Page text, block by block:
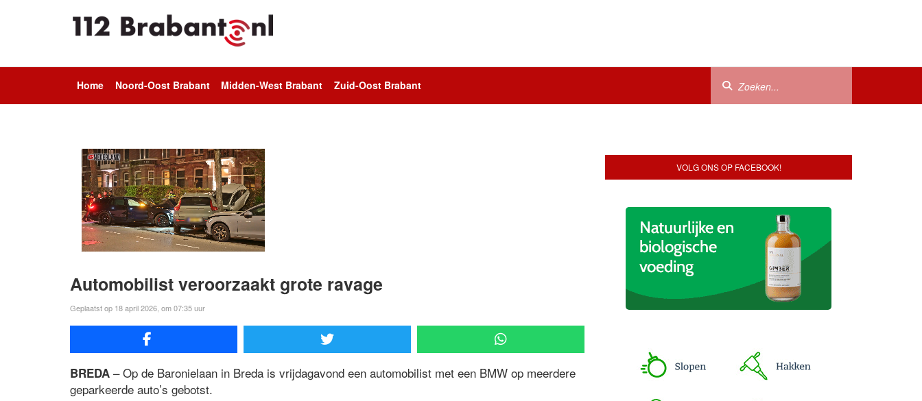
Home Noord-Oost Brabant Midden-West Brabant Zuid-Oost Brabant
Automobilist veroorzaakt grote ravage
Geplaatst op 18 april 2026, om 07:35 uur
BREDA – Op de Baronielaan in Breda is vrijdagavond een automobilist met een BMW op meerdere
geparkeerde auto’s gebotst.
VOLG ONS OP FACEBOOK!